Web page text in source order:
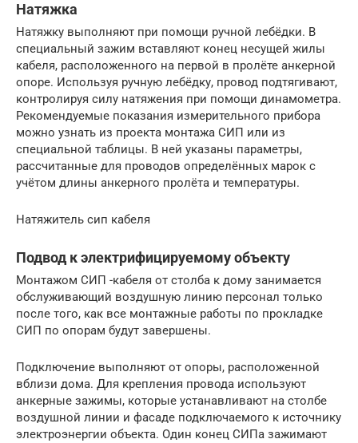
Натяжка
Натяжку выполняют при помощи ручной лебёдки. В
специальный зажим вставляют конец несущей жилы
кабеля, расположенного на первой в пролёте анкерной
опоре. Используя ручную лебёдку, провод подтягивают,
контролируя силу натяжения при помощи динамометра.
Рекомендуемые показания измерительного прибора
можно узнать из проекта монтажа СИП или из
специальной таблицы. В ней указаны параметры,
рассчитанные для проводов определённых марок с
учётом длины анкерного пролёта и температуры.
Натяжитель сип кабеля
Подвод к электрифицируемому объекту
Монтажом СИП -кабеля от столба к дому занимается
обслуживающий воздушную линию персонал только
после того, как все монтажные работы по прокладке
СИП по опорам будут завершены.
Подключение выполняют от опоры, расположенной
вблизи дома. Для крепления провода используют
анкерные зажимы, которые устанавливают на столбе
воздушной линии и фасаде подключаемого к источнику
электроэнергии объекта. Один конец СИПа зажимают